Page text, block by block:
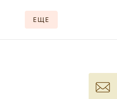
ЕЩЕ